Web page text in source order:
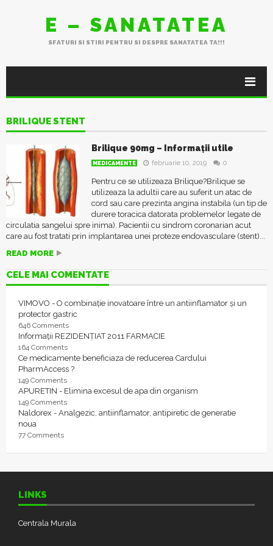
E – SANATATEA
SFATURI SI STIRI PENTRU SI DESPRE SANATATEA TA!!!
BRILIQUE STENT
Brilique 90mg – Informații utile
MEDICAMENTE februarie 10, 2019 0
Pentru ce se utilizeaza Brilique?Brilique se
utilizeaza la adultii care au suferit un atac de
cord sau care prezinta angina instabila (un tip de
durere toracica datorata problemelor legate de
circulatia sangelui spre inima). Pacientii cu sindrom coronarian acut
care au fost tratati prin implantarea unei proteze endovasculare (stent)...
READ MORE
CELE MAI COMENTATE
VIMOVO - O combinație inovatoare între un antiinflamator și un
protector gastric
646 Comments
Informații REZIDENȚIAT 2011 FARMACIE
164 Comments
Ce medicamente beneficiaza de reducerea Cardului
PharmAccess ?
149 Comments
APURETIN - Elimina excesul de apa din organism
149 Comments
Naldorex - Analgezic, antiinflamator, antipiretic de generatie
noua
77 Comments
LINKS
Centrala Murala